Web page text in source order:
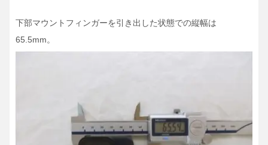
下部マウントフィンガーを引き出した状態での縦幅は
65.5mm。